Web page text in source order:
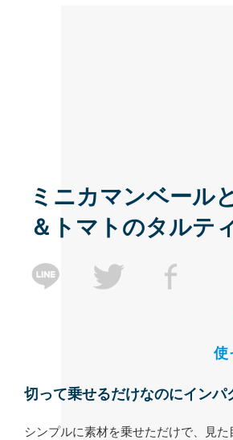
ミニカマンベール
＆トマトのタルテ
使
切って乗せるだけなのにインパ
シンプルに素材を乗せただけで、見